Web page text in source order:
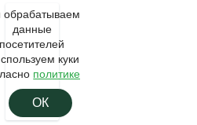
данные
посетителей
куки
политике
ОК